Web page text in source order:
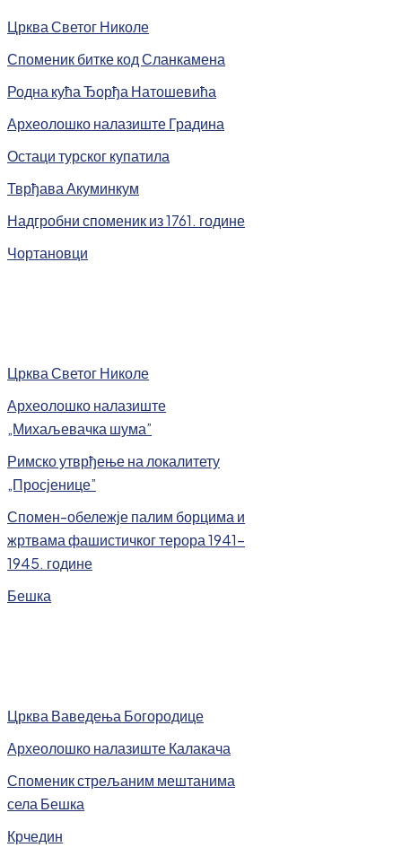
Црква Светог Николе
Споменик битке код Сланкамена
Родна кућа Ђорђа Натошевића
Археолошко налазиште Градина
Остаци турског купатила
Тврђава Акуминкум
Надгробни споменик из 1761. године
Чортановци
Црква Светог Николе
Археолошко налазиште
„Михаљевачка шума”
Римско утврђење на локалитету
„Просјенице”
Спомен-обележје палим борцима и
жртвама фашистичког терора 1941-
1945. године
Бешка
Црква Ваведења Богородице
Археолошко налазиште Калакача
Споменик стрељаним мештанима
села Бешка
Крчедин